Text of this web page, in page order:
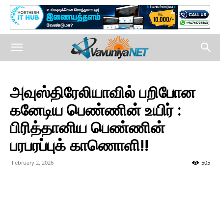
அவுஸ்திரேலியாவில் பறிபோன
கனேடிய பெண்ணின் உயிர் :
பிரித்தானிய பெண்ணின்
பரபரப்புக் காணொளி!!
February 2, 2026 505